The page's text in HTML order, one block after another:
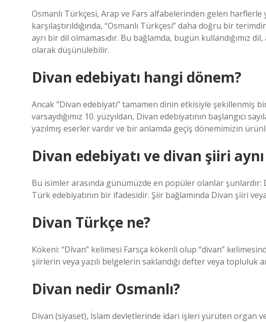
Osmanlı Türkçesi, Arap ve Fars alfabelerinden gelen harflerle
karşılaştırıldığında, “Osmanlı Türkçesi” daha doğru bir
ayrı bir dil olmamasıdır. Bu bağlamda, bugün kullandığımız
olarak düşünülebilir.
Divan edebiyatı hangi dönem?
Ancak “Divan edebiyatı” tamamen dinin etkisiyle şekillenmiş
varsaydığımız 10. yüzyıldan, Divan edebiyatının başlangıcı
yazılmış eserler vardır ve bir anlamda geçiş dönemimizin
Divan edebiyatı ve divan şiiri aynı
Bu isimler arasında günümüzde en popüler olanlar şunlardır:
Türk edebiyatının bir ifadesidir. Şiir bağlamında Divan şiiri
Divan Türkçe ne?
Kökeni: “Dîvan” kelimesi Farsça kökenli olup “divan”
şiirlerin veya yazılı belgelerin saklandığı defter veya topluluk
Divan nedir Osmanlı?
Divan (siyaset), İslam devletlerinde idari işleri yürüten organ